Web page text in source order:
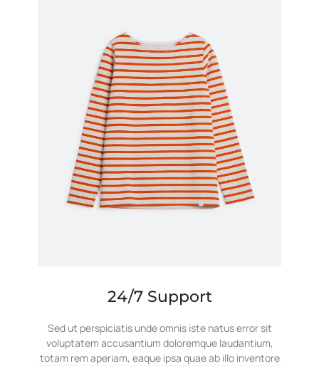
24/7 Support
Sed ut perspiciatis unde omnis iste natus error sit
voluptatem accusantium doloremque laudantium,
totam rem aperiam, eaque ipsa quae ab illo inventore